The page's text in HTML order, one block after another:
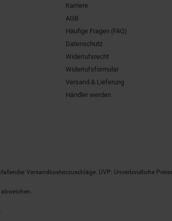
Karriere
AGB
Häufige Fragen (FAQ)
Datenschutz
Widerrufsrecht
Widerrufsformular
Versand & Lieferung
Händler werden
Versandkostenzuschläge. UVP: Unverbindliche